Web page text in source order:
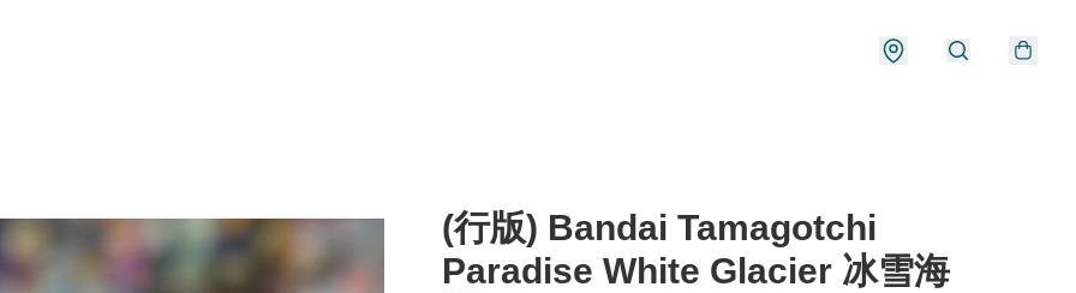
(行版) Bandai Tamagotchi
Paradise White Glacier 冰雪海